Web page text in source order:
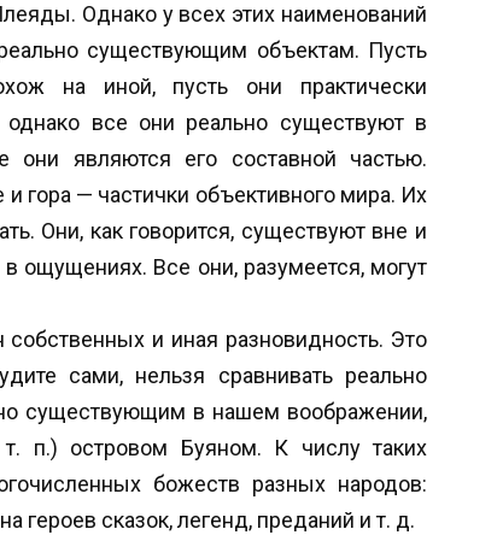
Однако у всех этих наименований
существующим объектам. Пусть
на иной, пусть они практически
все они реально существуют в
являются его составной частью.
гора — частички объективного мира. Их
Они, как говорится, существуют вне и
ощущениях. Все они, разумеется, могут
и иная разновидность. Это
сами, нельзя сравнивать реально
существующим в нашем воображении,
п.) островом Буяном. К числу таких
божеств разных народов:
героев сказок, легенд, преданий и т. д.